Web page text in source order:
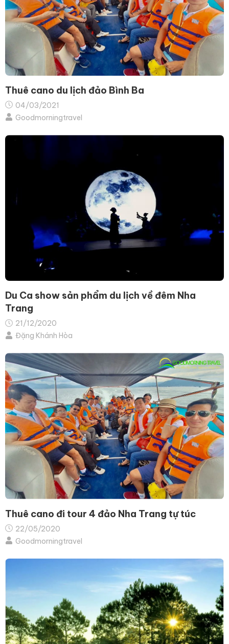
Thuê cano du lịch đảo Bình Ba
04/03/2021
Goodmorningtravel
Du Ca show sản phẩm du lịch về đêm Nha
Trang
21/12/2020
Đặng Khánh Hòa
Thuê cano đi tour 4 đảo Nha Trang tự túc
22/05/2020
Goodmorningtravel